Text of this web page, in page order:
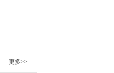
更多>>